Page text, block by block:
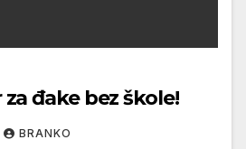
đake bez škole!
BRANKO